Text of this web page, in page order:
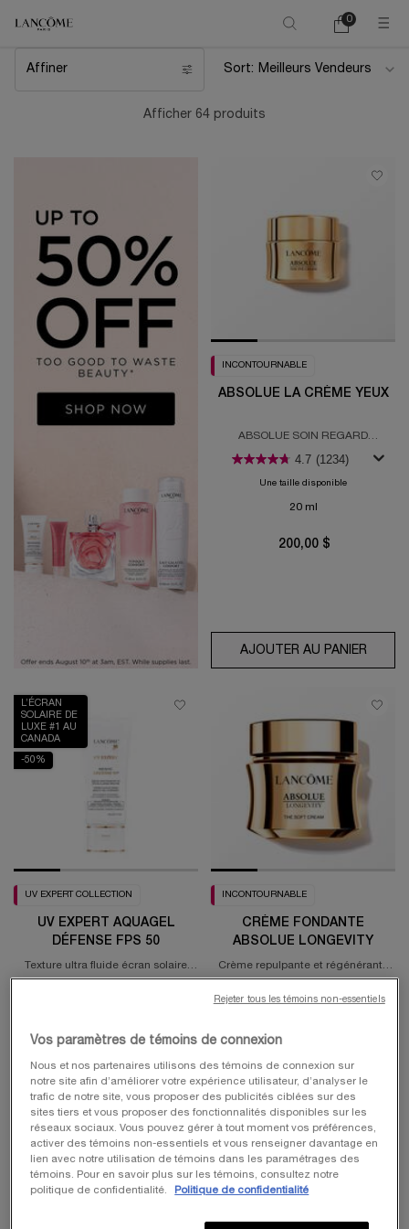
Mon
0
0 product in
Affiner
Filters menu
Sort:
Afficher 64 produits
INCONTOURNABLE
ABSOLUE LA CRÈME YEUX
ABSOLUE SOIN REGARD
4.7 (1234)
Une taille disponible
20 ml
200,00 $
AJOUTER AU PANIER
L’ÉCRAN
SOLAIRE DE
LUXE #1 AU
CANADA
-50%
UV EXPERT COLLECTION
UV EXPERT AQUAGEL
DÉFENSE FPS 50
Texture ultra fluide écran solaire
visage
30 ml
50,00 $
AJOUTER AU PANIER UV EXPERT AQUAGEL DÉFENSE FPS
INCONTOURNABLE
CRÈME FONDANTE
ABSOLUE LONGEVITY
Crème repulpante et régénérante
PDRN
AJOUTER AU PANIER
NOUVEAU
Vos paramètres de témoins de connexion
Nous et nos partenaires utilisons des témoins de connexion sur
notre site afin d’améliorer votre expérience utilisateur, d’analyser le
trafic de notre site, vous proposer des publicités ciblées sur des
sites tiers et vous proposer des fonctionnalités disponibles sur les
réseaux sociaux. Vous pouvez gérer à tout moment vos préférences,
activer des témoins non-essentiels et vous renseigner davantage en
lien avec notre utilisation de témoins dans les paramétrages des
témoins. Pour en savoir plus sur les témoins, consultez notre
politique de confidentialité.
Politique de confidentialité
Rejeter tous les témoins non-essentiels